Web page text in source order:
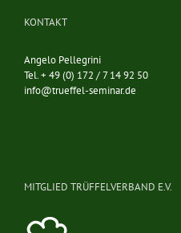
KONTAKT
Angelo Pellegrini
Tel. + 49 (0) 172 / 7 14 92 50
info@trueffel-seminar.de
MITGLIED TRÜFFELVERBAND E.V.